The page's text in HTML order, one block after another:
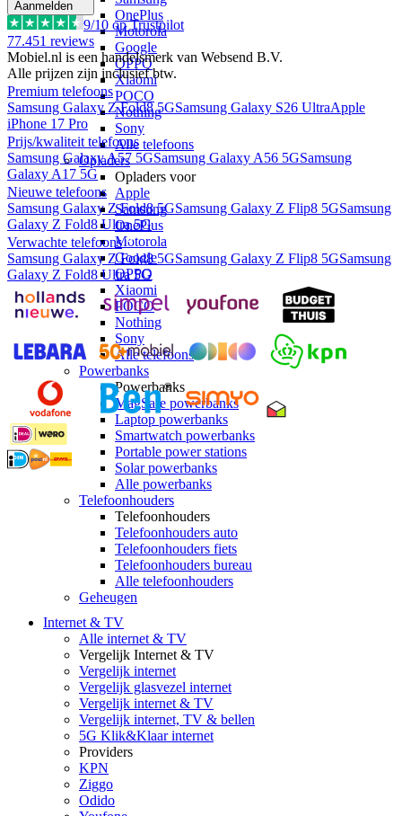
OnePlus
Motorola
Google
OPPO
Xiaomi
POCO
Nothing
Sony
Alle telefoons
Opladers
Opladers voor
Apple
Samsung
OnePlus
Motorola
Google
OPPO
Xiaomi
POCO
Nothing
Sony
Alle telefoons
Powerbanks
Powerbanks
MagSafe powerbanks
Laptop powerbanks
Smartwatch powerbanks
Portable power stations
Solar powerbanks
Alle powerbanks
Telefoonhouders
Telefoonhouders
Telefoonhouders auto
Telefoonhouders fiets
Telefoonhouders bureau
Alle telefoonhouders
Geheugen
Internet & TV
Alle internet & TV
Vergelijk Internet & TV
Vergelijk internet
Vergelijk glasvezel internet
Vergelijk internet & TV
Vergelijk internet, TV & bellen
5G Klik&Klaar internet
Providers
KPN
Ziggo
Odido
Aanmelden
9/10 op Trustpilot
77.451 reviews
Mobiel.nl is een handelsmerk van Websend B.V.
Alle prijzen zijn inclusief btw.
Premium telefoons
Samsung Galaxy Z Fold8 5GSamsung Galaxy S26 UltraApple
iPhone 17 Pro
Prijs/kwaliteit telefoons
Samsung Galaxy A57 5GSamsung Galaxy A56 5GSamsung
Galaxy A17 5G
Nieuwe telefoons
Samsung Galaxy Z Fold8 5GSamsung Galaxy Z Flip8 5GSamsung
Galaxy Z Fold8 Ultra 5G
Verwachte telefoons
Samsung Galaxy Z Fold8 5GSamsung Galaxy Z Flip8 5GSamsung
Galaxy Z Fold8 Ultra 5G